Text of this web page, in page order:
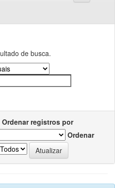
de busca.
Ordenar registros por
Ordenar